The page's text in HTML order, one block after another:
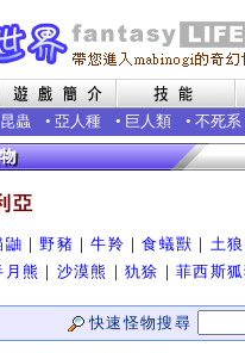
昆蟲 • 亞人種 • 巨人類 • 不死系
亞
鼬 ｜野豬 ｜牛羚 ｜食蟻獸 ｜ 土狼
月熊 ｜ 沙漠熊 ｜犰狳 ｜菲西斯
快速怪物搜尋